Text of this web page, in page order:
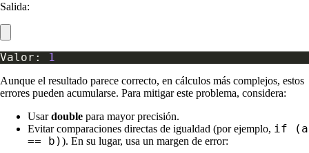
Salida:
Valor: 1
Aunque el resultado parece correcto, en cálculos más complejos, estos
errores pueden acumularse. Para mitigar este problema, considera:
Usardouble para mayor precisión.
Evitar comparaciones directas de igualdad (por ejemplo, if (a
== b)). En su lugar, usa un margen de error: